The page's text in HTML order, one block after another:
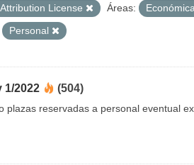
License Áreas:
Personal
1/2022 (504)
plazas reservadas a personal eventual